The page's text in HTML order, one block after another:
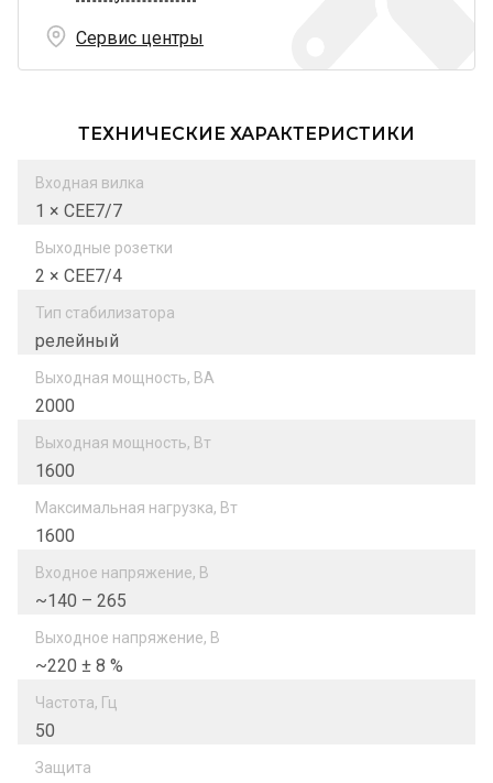
Сервис центры
ТЕХНИЧЕСКИЕ ХАРАКТЕРИСТИКИ
Входная вилка
1 × СЕЕ7/7
Выходные розетки
2 × СЕЕ7/4
Тип стабилизатора
релейный
Выходная мощность, ВА
2000
Выходная мощность, Вт
1600
Максимальная нагрузка, Вт
1600
Входное напряжение, В
~140 – 265
Выходное напряжение, В
~220 ± 8 %
Частота, Гц
50
Защита